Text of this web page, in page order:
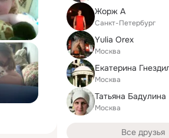
Жорж А
Санкт-Петербург
Yulia Orex
Москва
Москва
Татьяна Бадулина
Москва
Все друзья